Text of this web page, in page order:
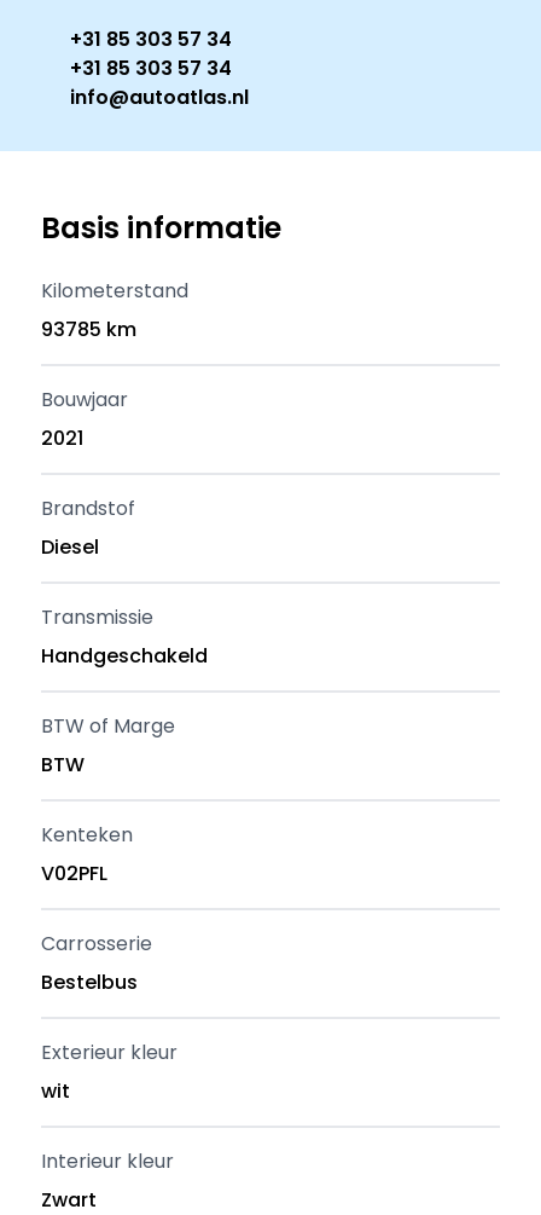
+31 85 303 57 34
+31 85 303 57 34
info@autoatlas.nl
Basis informatie
Kilometerstand
93785 km
Bouwjaar
2021
Brandstof
Diesel
Transmissie
Handgeschakeld
BTW of Marge
BTW
Kenteken
V02PFL
Carrosserie
Bestelbus
Exterieur kleur
wit
Interieur kleur
Zwart